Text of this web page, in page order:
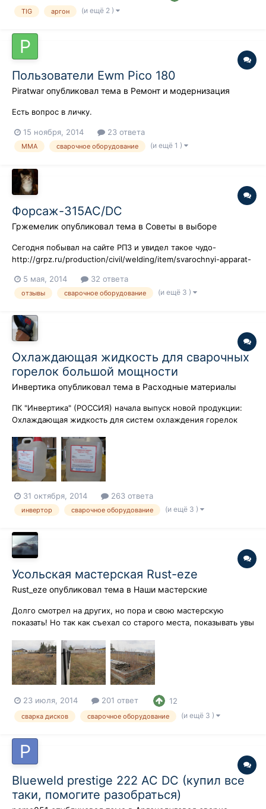
TIG аргон (и ещё 2 )
Пользователи Ewm Pico 180
Piratwar опубликовал тема в Ремонт и модернизация
Есть вопрос в личку.
15 ноября, 2014 23 ответа
MMA сварочное оборудование (и ещё 1 )
Форсаж-315AC/DC
Гржемелик опубликовал тема в Советы в выборе
Сегодня побывал на сайте РПЗ и увидел такое чудо-
http://grpz.ru/production/civil/welding/item/svarochnyi-apparat-
даже так еще спросил-Матерые "форсажисты" есть здесь?
5 мая, 2014 32 ответа
отзывы сварочное оборудование (и ещё 3 )
Охлаждающая жидкость для сварочных
горелок большой мощности
Инвертика опубликовал тема в Расходные материалы
ПК "Инвертика" (РОССИЯ) начала выпуск новой продукции:
Охлаждающая жидкость для систем охлаждения горелок
составе охлаждающей жидкости нет прекурсоров и веществ
подотчетных «Росалкогольрегулированию». Не содержит
ионов галогенов, металлов, сое...
31 октября, 2014 263 ответа
инвертор сварочное оборудование (и ещё 3 )
Усольская мастерская Rust-eze
Rust_eze опубликовал тема в Наши мастерские
Долго смотрел на других, но пора и свою мастерскую
показать! Но так как съехал со старого места, показывать увы
собственной мастерской! Через знакомых, в прошлом году
по осени, купили участок в 20 соток. Сейчас ведется стройка.
Расчищена терри...
23 июля, 2014 201 ответ 12
сварка дисков сварочное оборудование (и ещё 3 )
Blueweld prestige 222 AC DC (купил все
таки, помогите разобраться)